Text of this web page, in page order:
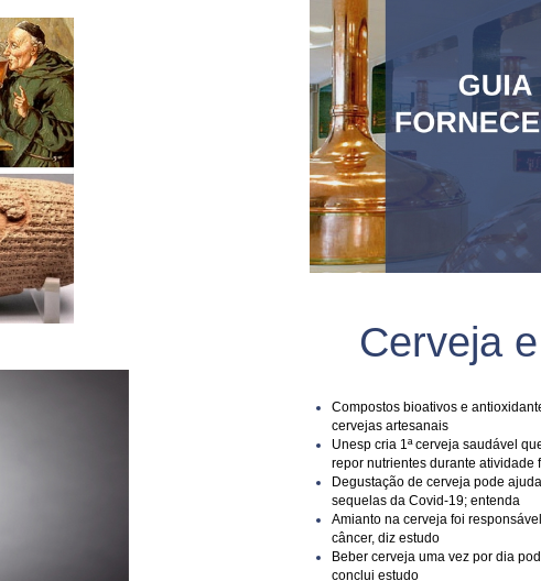
Cerveja
Compostos bioativos e
cervejas artesanais
Unesp cria 1ª cerveja saudável
repor nutrientes durante atividade
Degustação de cerveja pode
sequelas da Covid-19; entenda
Amianto na cerveja foi
câncer, diz estudo
Beber cerveja uma vez por dia
conclui estudo